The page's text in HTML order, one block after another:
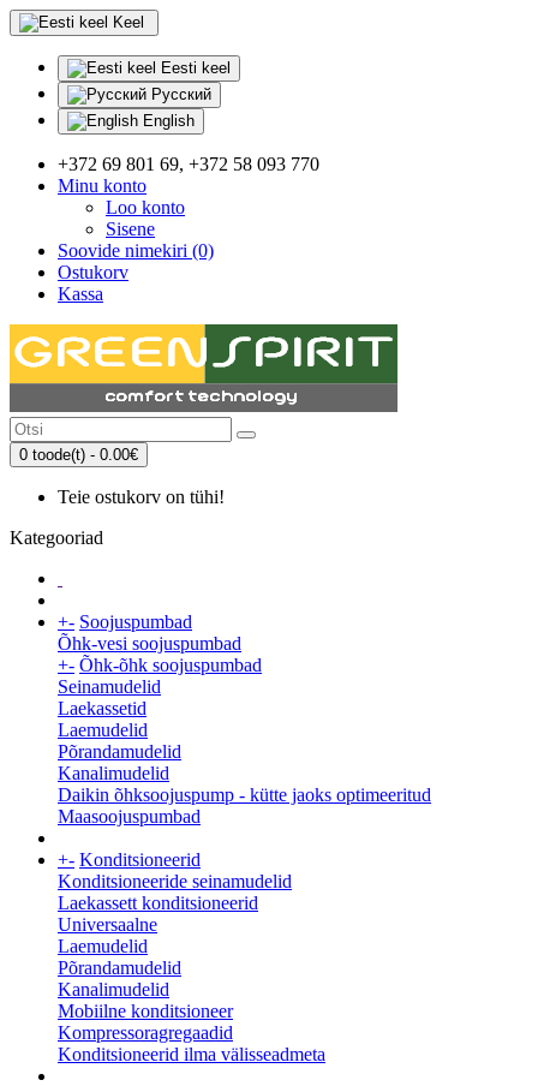
Keel
Eesti keel
Русский
English
+372 69 801 69, +372 58 093 770
Minu konto
Loo konto
Sisene
Soovide nimekiri (0)
Ostukorv
Kassa
0 toode(t) - 0.00€
Teie ostukorv on tühi!
Kategooriad
+- Soojuspumbad
Õhk-vesi soojuspumbad
+- Õhk-õhk soojuspumbad
Seinamudelid
Laekassetid
Laemudelid
Põrandamudelid
Kanalimudelid
Daikin õhksoojuspump - kütte jaoks optimeeritud
Maasoojuspumbad
+- Konditsioneerid
Konditsioneeride seinamudelid
Laekassett konditsioneerid
Universaalne
Laemudelid
Põrandamudelid
Kanalimudelid
Mobiilne konditsioneer
Kompressoragregaadid
Konditsioneerid ilma välisseadmeta